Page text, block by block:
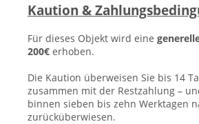
Kaution &
Für dieses Objekt wird eine
200€ erhoben.
Die Kaution überweisen Sie bis 14
zusammen mit der Restzahlung –
binnen sieben bis zehn Werktagen
zurücküberwiesen.